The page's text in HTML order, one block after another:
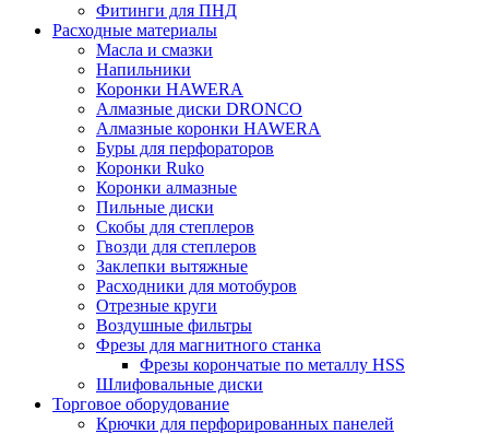
Фитинги для ПНД
Расходные материалы
Масла и смазки
Напильники
Коронки HAWERA
Алмазные диски DRONCO
Алмазные коронки HAWERA
Буры для перфораторов
Коронки Ruko
Коронки алмазные
Пильные диски
Скобы для степлеров
Гвозди для степлеров
Заклепки вытяжные
Расходники для мотобуров
Отрезные круги
Воздушные фильтры
Фрезы для магнитного станка
Фрезы корончатые по металлу HSS
Шлифовальные диски
Торговое оборудование
Крючки для перфорированных панелей